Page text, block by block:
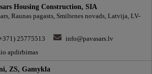
Housing Construction, SIA
Raunas pagasts, Smiltenes novads, Latvija, LV-
25775513
info@pavasars.lv
apdirbimas
ZS, Gamykla